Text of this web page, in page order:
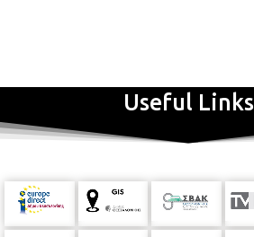
Useful Links